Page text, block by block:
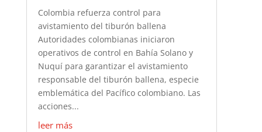
Colombia refuerza control para
avistamiento del tiburón ballena
Autoridades colombianas iniciaron
operativos de control en Bahía Solano y
Nuquí para garantizar el avistamiento
responsable del tiburón ballena, especie
emblemática del Pacífico colombiano. Las
acciones...
leer más